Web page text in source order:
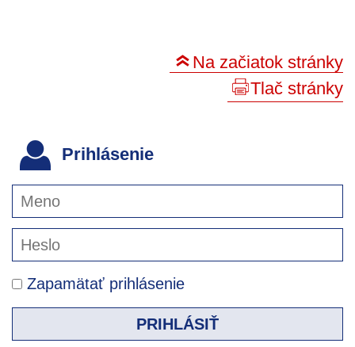
Na začiatok stránky
Tlač stránky
Prihlásenie
Zapamätať prihlásenie
PRIHLÁSIŤ